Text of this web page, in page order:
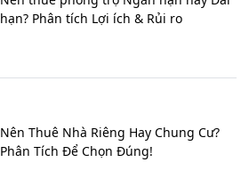
hạn? Phân tích Lợi ích & Rủi ro
Nên Thuê Nhà Riêng Hay Chung Cư?
Phân Tích Để Chọn Đúng!